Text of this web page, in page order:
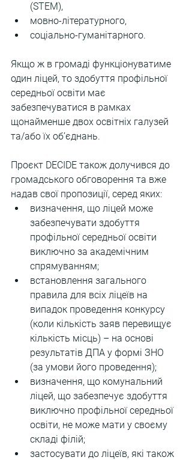
(STEM),
мовно-літературного,
соціально-гуманітарного.
Якщо ж в громаді функціонуватиме
один ліцей, то здобуття профільної
середньої освіти має
забезпечуватися в рамках
щонайменше двох освітніх галузей
та/або їх об’єднань.
Проєкт DECIDE також долучився до
громадського обговорення та вже
надав свої пропозиції, серед яких:
визначення, що ліцей може
забезпечувати здобуття
профільної середньої освіти
виключно за академічним
спрямуванням;
встановлення загального
правила для всіх ліцеїв на
випадок проведення конкурсу
(коли кількість заяв перевищує
кількість місць) – на основі
результатів ДПА у формі ЗНО
(за умови його проведення);
визначення, що комунальний
ліцей, що забезпечує здобуття
виключно профільної середньої
освіти, не може мати у своєму
складі філій;
застосувати до ліцеїв, які також